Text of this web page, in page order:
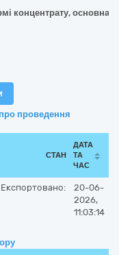
концентрату,
проведення
СТАН
ДАТА
ТА
ЧАС
Експортовано:
20-06-
2026,
11:03:14